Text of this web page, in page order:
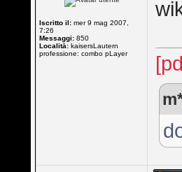
Iscritto il: mer 9 mag 2007,
7:26
Messaggi: 850
Località: kaisersLautern
professione: combo pLayer